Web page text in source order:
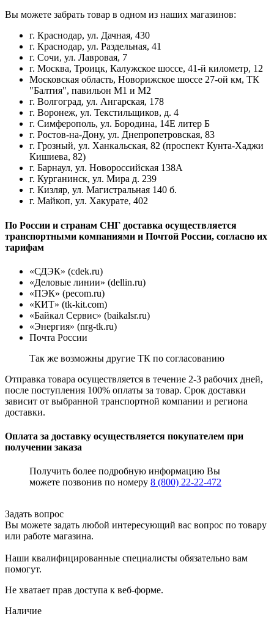
Вы можете забрать товар в одном из наших магазинов:
г. Краснодар, ул. Дачная, 430
г. Краснодар, ул. Раздельная, 41
г. Сочи, ул. Лавровая, 7
г. Москва, Троицк, Калужское шоссе, 41-й километр, 12
Московская область, Новорижское шоссе 27-ой км, ТК
"Балтия", павильон М1 и М2
г. Волгоград, ул. Ангарская, 178
г. Воронеж, ул. Текстильщиков, д. 4
г. Симферополь, ул. Бородина, 14Е литер Б
г. Ростов-на-Дону, ул. Днепропетровская, 83
г. Грозный, ул. Ханкальская, 82 (проспект Кунта-Хаджи
Кишиева, 82)
г. Барнаул, ул. Новороссийская 138А
г. Курганинск, ул. Мира д. 239
г. Кизляр, ул. Магистральная 140 б.
г. Майкоп, ул. Хакурате, 402
По России и странам СНГ доставка осуществляется
транспортными компаниями и Почтой России, согласно их
тарифам
«СДЭК» (cdek.ru)
«Деловые линии» (dellin.ru)
«ПЭК» (pecom.ru)
«КИТ» (tk-kit.com)
«Байкал Сервис» (baikalsr.ru)
«Энергия» (nrg-tk.ru)
Почта России
Так же возможны другие ТК по согласованию
Отправка товара осуществляется в течение 2-3 рабочих дней,
после поступления 100% оплаты за товар. Срок доставки
зависит от выбранной транспортной компании и региона
доставки.
Оплата за доставку осуществляется покупателем при
получении заказа
Получить более подробную информацию Вы
можете позвонив по номеру 8 (800) 22-22-472
Задать вопрос
Вы можете задать любой интересующий вас вопрос по товару
или работе магазина.
Наши квалифицированные специалисты обязательно вам
помогут.
Не хватает прав доступа к веб-форме.
Наличие